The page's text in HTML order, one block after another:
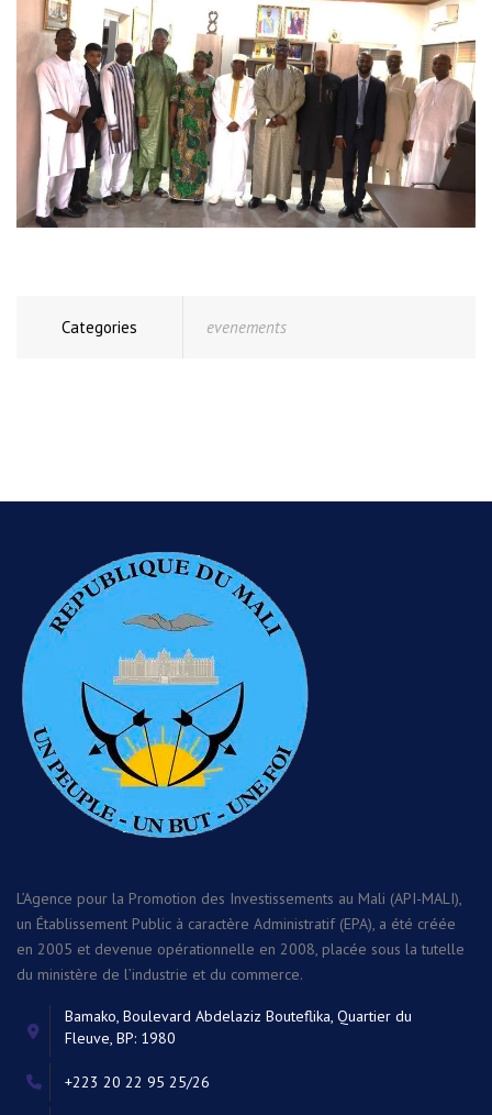
Categories evenements
L’Agence pour la Promotion des Investissements au Mali (API-MALI),
un Établissement Public à caractère Administratif (EPA), a été créée
en 2005 et devenue opérationnelle en 2008, placée sous la tutelle
du ministère de l’industrie et du commerce.
Bamako, Boulevard Abdelaziz Bouteflika, Quartier du
Fleuve, BP: 1980
+223 20 22 95 25/26